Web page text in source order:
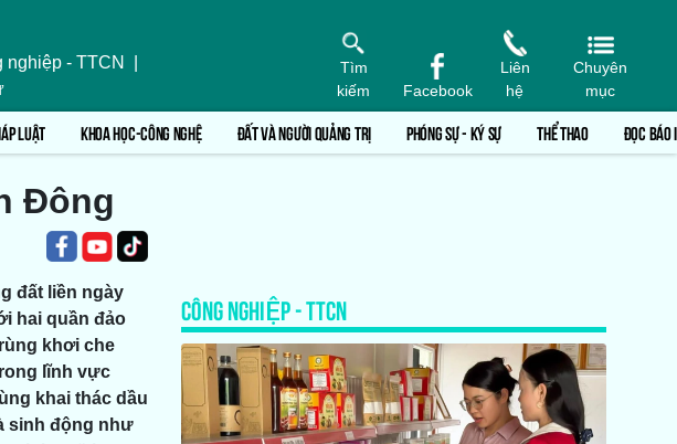
nghiệp - TTCN
Tìm
kiếm
Facebook
Liên
hệ
Chuyên
mục
LUẬT KHOA HỌC-CÔNG NGHỆ ĐẤT VÀ NGƯỜI QUẢNG TRỊ PHÓNG SỰ - KÝ SỰ THỂ THAO ĐỌC BÁO
Đông
đất liền ngày
hai quần đảo
khơi che
lĩnh vực
khai thác dầu
sinh động như
CÔNG NGHIỆP - TTCN